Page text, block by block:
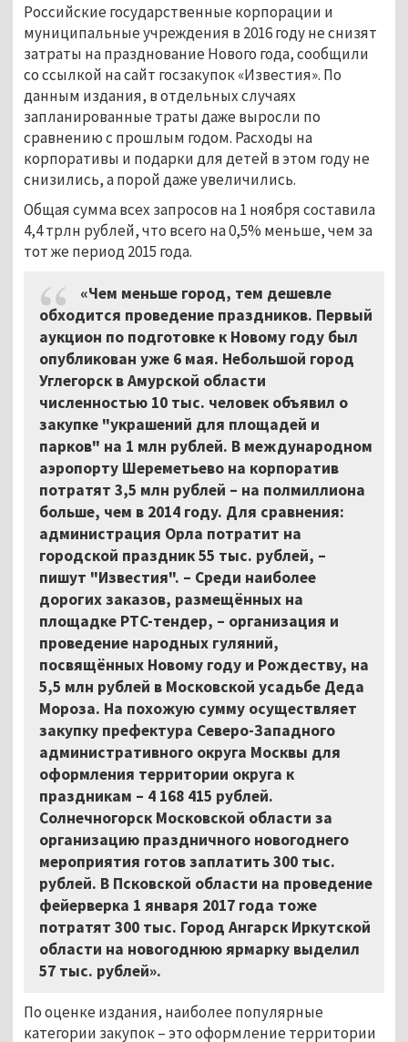
Российские государственные корпорации и
муниципальные учреждения в 2016 году не снизят
затраты на празднование Нового года, сообщили
со ссылкой на сайт госзакупок «Известия». По
данным издания, в отдельных случаях
запланированные траты даже выросли по
сравнению с прошлым годом. Расходы на
корпоративы и подарки для детей в этом году не
снизились, а порой даже увеличились.
Общая сумма всех запросов на 1 ноября составила
4,4 трлн рублей, что всего на 0,5% меньше, чем за
тот же период 2015 года.
«Чем меньше город, тем дешевле
обходится проведение праздников. Первый
аукцион по подготовке к Новому году был
опубликован уже 6 мая. Небольшой город
Углегорск в Амурской области
численностью 10 тыс. человек объявил о
закупке "украшений для площадей и
парков" на 1 млн рублей. В международном
аэропорту Шереметьево на корпоратив
потратят 3,5 млн рублей – на полмиллиона
больше, чем в 2014 году. Для сравнения:
администрация Орла потратит на
городской праздник 55 тыс. рублей, –
пишут "Известия". – Среди наиболее
дорогих заказов, размещённых на
площадке РТС-тендер, – организация и
проведение народных гуляний,
посвящённых Новому году и Рождеству, на
5,5 млн рублей в Московской усадьбе Деда
Мороза. На похожую сумму осуществляет
закупку префектура Северо-Западного
административного округа Москвы для
оформления территории округа к
праздникам – 4 168 415 рублей.
Солнечногорск Московской области за
организацию праздничного новогоднего
мероприятия готов заплатить 300 тыс.
рублей. В Псковской области на проведение
фейерверка 1 января 2017 года тоже
потратят 300 тыс. Город Ангарск Иркутской
области на новогоднюю ярмарку выделил
57 тыс. рублей».
По оценке издания, наиболее популярные
категории закупок–это оформление территории